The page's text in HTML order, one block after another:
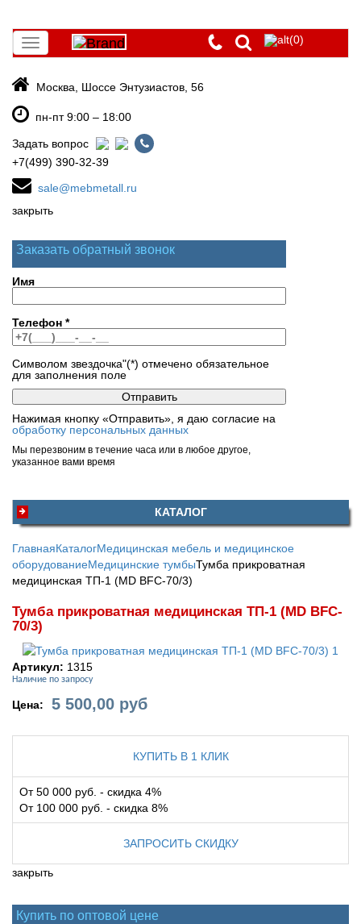
Toggle
navigation
(0)
Москва, Шоссе Энтузиастов, 56
пн-пт 9:00 – 18:00
Задать вопрос
+7(499) 390-32-39
sale@mebmetall.ru
закрыть
Заказать обратный звонок
Имя
Телефон *
Символом звездочка"(*) отмечено обязательное
для заполнения поле
Нажимая кнопку «Отправить», я даю согласие на
обработку персональных данных
Мы перезвоним в течение часа или в любое другое,
указанное вами время
КАТАЛОГ
ГлавнаяКаталогМедицинская мебель и медицинское
оборудованиеМедицинские тумбыТумба прикроватная
медицинская ТП-1 (MD BFC-70/3)
Тумба прикроватная медицинская ТП-1 (MD BFC-
70/3)
Артикул: 1315
Наличие по запросу
Цена: 5 500,00 руб
КУПИТЬ В 1 КЛИК
От 50 000 руб. - скидка 4%
От 100 000 руб. - скидка 8%
ЗАПРОСИТЬ СКИДКУ
закрыть
Купить по оптовой цене